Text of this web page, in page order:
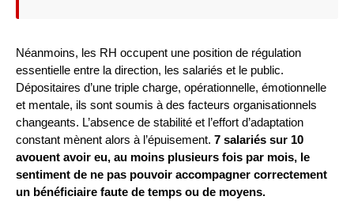
Néanmoins, les RH occupent une position de régulation
essentielle entre la direction, les salariés et le public.
Dépositaires d’une triple charge, opérationnelle, émotionnelle
et mentale, ils sont soumis à des facteurs organisationnels
changeants. L’absence de stabilité et l’effort d’adaptation
constant mènent alors à l’épuisement. 7 salariés sur 10
avouent avoir eu, au moins plusieurs fois par mois, le
sentiment de ne pas pouvoir accompagner correctement
un bénéficiaire faute de temps ou de moyens.